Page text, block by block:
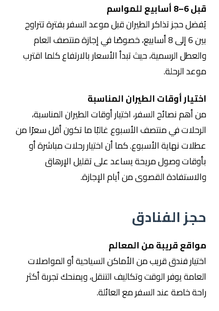
قبل 6–8 أسابيع للمواسم
يُفضل حجز تذاكر الطيران قبل موعد السفر بفترة تتراوح
بين 6 إلى 8 أسابيع، خصوصًا في إجازة منتصف العام
والعطل الرسمية، حيث تبدأ الأسعار بالارتفاع كلما اقترب
موعد الرحلة.
اختيار أوقات الطيران المناسبة
من أهم نصائح السفر، اختيار أوقات الطيران المناسبة،
الرحلات في منتصف الأسبوع غالبًا ما تكون أقل سعرًا من
عطلات نهاية الأسبوع. كما أن اختيار رحلات مباشرة أو
بأوقات وصول مريحة يساعد على تقليل الإرهاق
والاستفادة القصوى من أيام الإجازة.
حجز الفنادق
مواقع قريبة من المعالم
اختيار فندق قريب من الأماكن السياحية أو المواصلات
العامة يوفر الوقت وتكاليف التنقل، ويمنحك تجربة أكثر
راحة خاصة عند السفر مع العائلة.